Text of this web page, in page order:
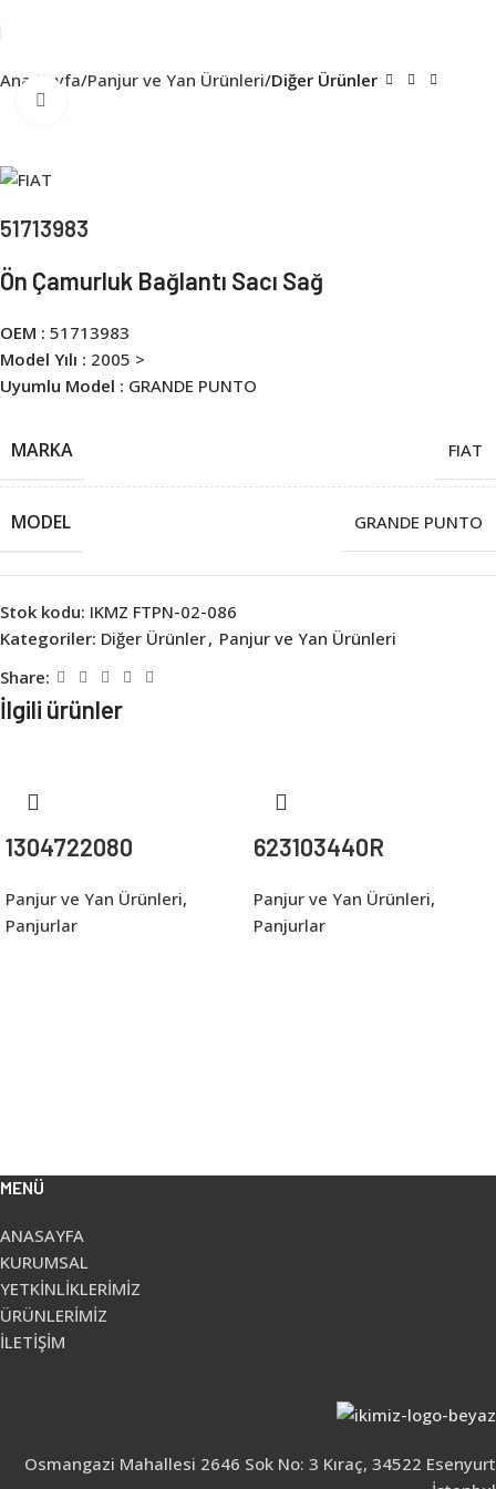
Ana Sayfa Panjur ve Yan Ürünleri Diğer Ürünler
51713983
Ön Çamurluk Bağlantı Sacı Sağ
OEM : 51713983
Model Yılı : 2005 >
Uyumlu Model : GRANDE PUNTO
MARKA FIAT
MODEL GRANDE PUNTO
Stok kodu: IKMZ FTPN-02-086
Kategoriler: Diğer Ürünler, Panjur ve Yan Ürünleri
Share:
İlgili ürünler
1304722080
Panjur ve Yan Ürünleri,
Panjurlar
623103440R
Panjur ve Yan Ürünleri,
Panjurlar
MENÜ
ANASAYFA
KURUMSAL
YETKİNLİKLERİMİZ
ÜRÜNLERİMİZ
İLETİŞİM
Osmangazi Mahallesi 2646 Sok No: 3 Kıraç, 34522 Esenyurt